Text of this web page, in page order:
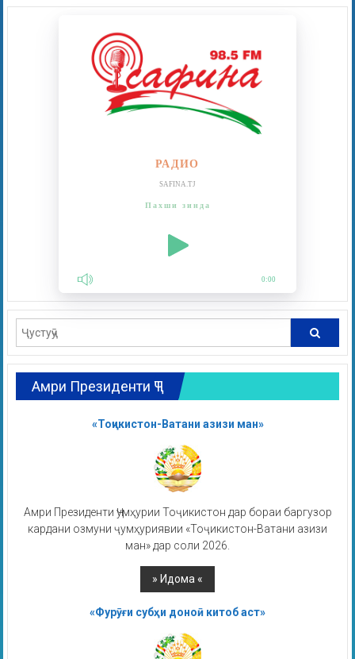
РАДИО
SAFINA.TJ
Пахши зинда
0:00
Амри Президенти ҶТ
«Тоҷикистон-Ватани азизи ман»
Амри Президенти Ҷумҳурии Тоҷикистон дар бораи баргузор
кардани озмуни ҷумҳуриявии «Тоҷикистон-Ватани азизи
ман» дар соли 2026.
«Фурӯғи субҳи доноӣ китоб аст»